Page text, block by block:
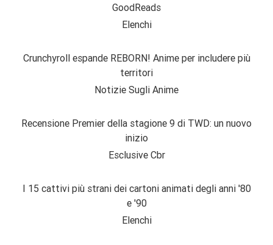
GoodReads
Elenchi
Crunchyroll espande REBORN! Anime per includere più
territori
Notizie Sugli Anime
Recensione Premier della stagione 9 di TWD: un nuovo
inizio
Esclusive Cbr
I 15 cattivi più strani dei cartoni animati degli anni '80
e '90
Elenchi